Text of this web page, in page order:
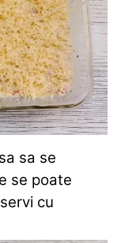
sa se
se poate
cu